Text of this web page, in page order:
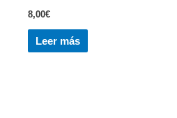
8,00€
Leer más